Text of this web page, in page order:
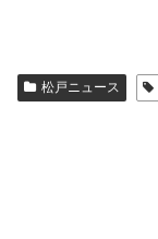
松戸ニュース